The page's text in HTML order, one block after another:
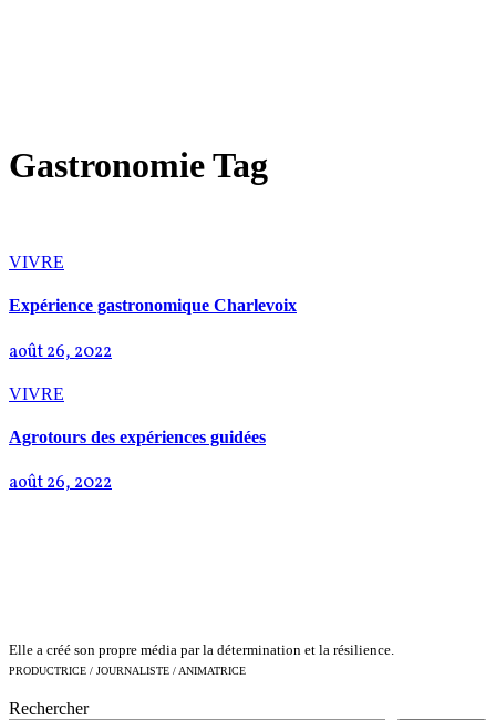
Gastronomie Tag
VIVRE
Expérience gastronomique Charlevoix
août 26, 2022
VIVRE
Agrotours des expériences guidées
août 26, 2022
Elle a créé son propre média par la détermination et la résilience.
PRODUCTRICE / JOURNALISTE / ANIMATRICE
Rechercher